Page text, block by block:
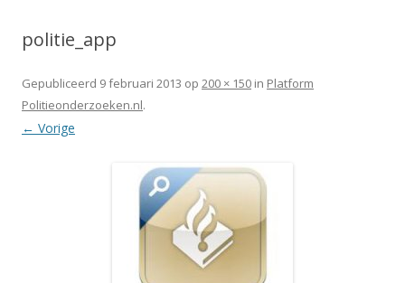
politie_app
Gepubliceerd 9 februari 2013 op 200 × 150 in Platform
Politieonderzoeken.nl.
← Vorige